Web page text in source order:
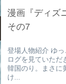
漫画『ディズ
その7
登場人物紹介 ゆ
ログを見ていただ
韓国のり。まさに
け...